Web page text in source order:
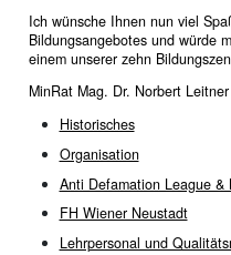
Ich wünsche Ihnen nun viel
Bildungsangebotes und würde
einem unserer zehn
MinRat Mag. Dr. Norbert Leitner
Historisches
Organisation
Anti Defamation League &
FH Wiener Neustadt
Lehrpersonal und